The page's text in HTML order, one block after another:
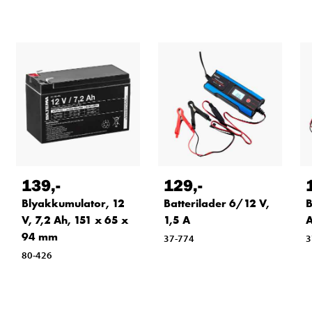
139,-
Blyakkumulator, 12
V, 7,2 Ah, 151 x 65 x
94 mm
80-426
129,-
Batterilader 6/12 V,
1,5 A
37-774